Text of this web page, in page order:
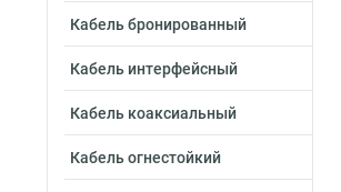
Кабель бронированный
Кабель интерфейсный
Кабель коаксиальный
Кабель огнестойкий